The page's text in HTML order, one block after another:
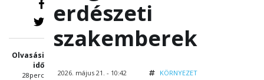
Olvasási
idő
28perc
erdészeti
szakemberek
2026. május 21. - 10:42 KÖRNYEZET